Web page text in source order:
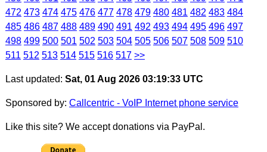
472 473 474 475 476 477 478 479 480 481 482 483 484
485 486 487 488 489 490 491 492 493 494 495 496 497
498 499 500 501 502 503 504 505 506 507 508 509 510
511 512 513 514 515 516 517 >>
Last updated: Sat, 01 Aug 2026 03:19:33 UTC
Sponsored by: Callcentric - VoIP Internet phone service
Like this site? We accept donations via PayPal.